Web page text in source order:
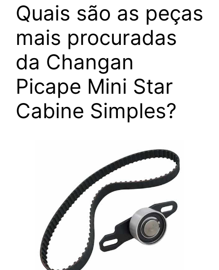
Quais são as peças
mais procuradas
da Changan
Picape Mini Star
Cabine Simples?